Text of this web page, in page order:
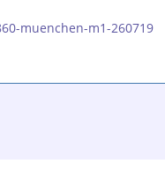
muenchen-m1-260719